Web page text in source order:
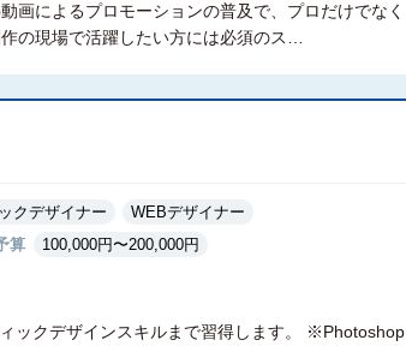
画によるプロモーションの普及で、プロだけでなく
の現場で活躍したい方には必須のス…
クデザイナー
WEBデザイナー
算 100,000円〜200,000円
ックデザインスキルまで習得します。 ※Photoshop